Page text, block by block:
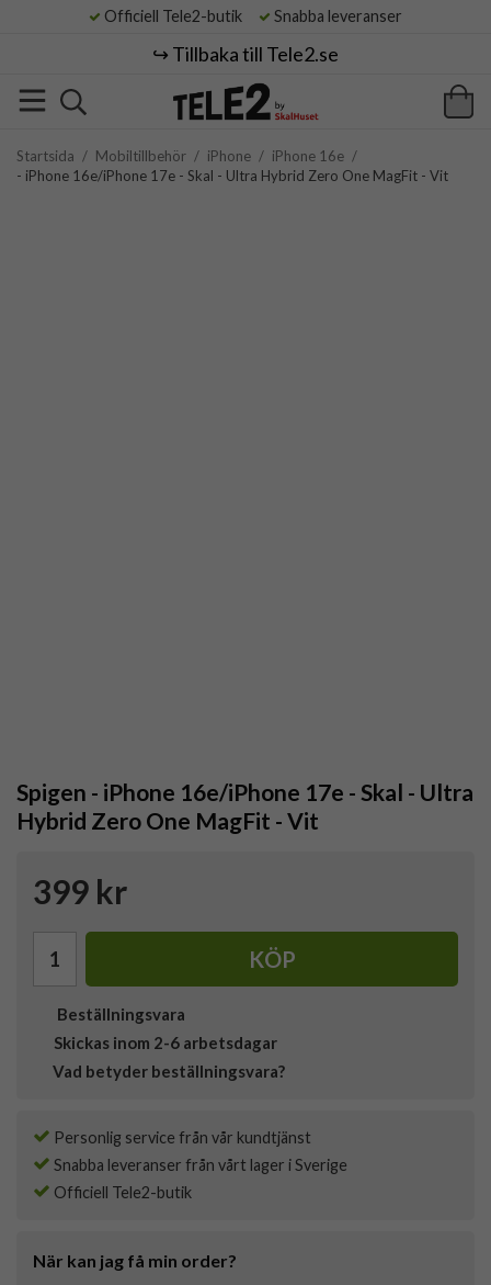
Officiell Tele2-butik Snabba leveranser
↪️ Tillbaka till Tele2.se
Startsida / Mobiltillbehör / iPhone / iPhone 16e /
- iPhone 16e/iPhone 17e - Skal - Ultra Hybrid Zero One MagFit - Vit
Spigen - iPhone 16e/iPhone 17e - Skal - Ultra
Hybrid Zero One MagFit - Vit
399 kr
KÖP
Beställningsvara
Skickas inom 2-6 arbetsdagar
Vad betyder beställningsvara?
Personlig service från vår kundtjänst
Snabba leveranser från vårt lager i Sverige
Officiell Tele2-butik
När kan jag få min order?